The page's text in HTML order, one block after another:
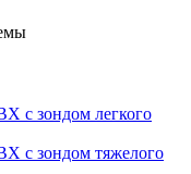
с зондом легкого
с зондом тяжелого